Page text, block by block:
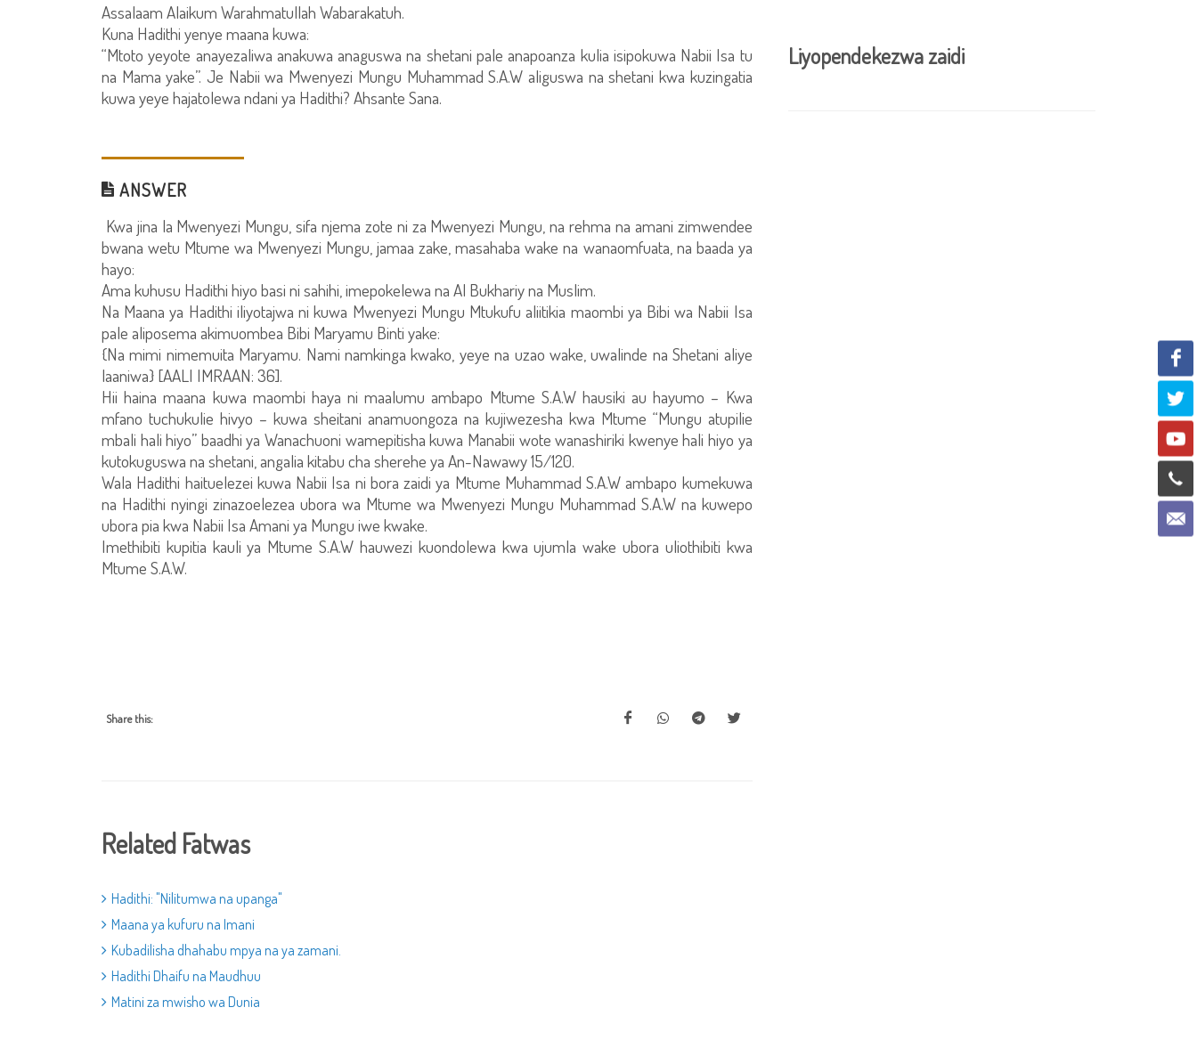
Assalaam Alaikum Warahmatullah Wabarakatuh.
Kuna Hadithi yenye maana kuwa:
“Mtoto yeyote anayezaliwa anakuwa anaguswa na shetani pale anapoanza kulia isipokuwa Nabii Isa tu
na Mama yake”. Je Nabii wa Mwenyezi Mungu Muhammad S.A.W aliguswa na shetani kwa kuzingatia
kuwa yeye hajatolewa ndani ya Hadithi? Ahsante Sana.
ANSWER
Kwa jina la Mwenyezi Mungu, sifa njema zote ni za Mwenyezi Mungu, na rehma na amani zimwendee
bwana wetu Mtume wa Mwenyezi Mungu, jamaa zake, masahaba wake na wanaomfuata, na baada ya
hayo:
Ama kuhusu Hadithi hiyo basi ni sahihi, imepokelewa na Al Bukhariy na Muslim.
Na Maana ya Hadithi iliyotajwa ni kuwa Mwenyezi Mungu Mtukufu aliitikia maombi ya Bibi wa Nabii Isa
pale aliposema akimuombea Bibi Maryamu Binti yake:
{Na mimi nimemuita Maryamu. Nami namkinga kwako, yeye na uzao wake, uwalinde na Shetani aliye
laaniwa} [AALI IMRAAN: 36].
Hii haina maana kuwa maombi haya ni maalumu ambapo Mtume S.A.W hausiki au hayumo – Kwa
mfano tuchukulie hivyo – kuwa sheitani anamuongoza na kujiwezesha kwa Mtume “Mungu atupilie
mbali hali hiyo” baadhi ya Wanachuoni wamepitisha kuwa Manabii wote wanashiriki kwenye hali hiyo ya
kutokuguswa na shetani, angalia kitabu cha sherehe ya An-Nawawy 15/120.
Wala Hadithi haituelezei kuwa Nabii Isa ni bora zaidi ya Mtume Muhammad S.A.W ambapo kumekuwa
na Hadithi nyingi zinazoelezea ubora wa Mtume wa Mwenyezi Mungu Muhammad S.A.W na kuwepo
ubora pia kwa Nabii Isa Amani ya Mungu iwe kwake.
Imethibiti kupitia kauli ya Mtume S.A.W hauwezi kuondolewa kwa ujumla wake ubora uliothibiti kwa
Mtume S.A.W.
Share this:
Related Fatwas
Hadithi: "Nilitumwa na upanga"
Maana ya kufuru na Imani
Kubadilisha dhahabu mpya na ya zamani.
Hadithi Dhaifu na Maudhuu
Matini za mwisho wa Dunia
Liyopendekezwa zaidi